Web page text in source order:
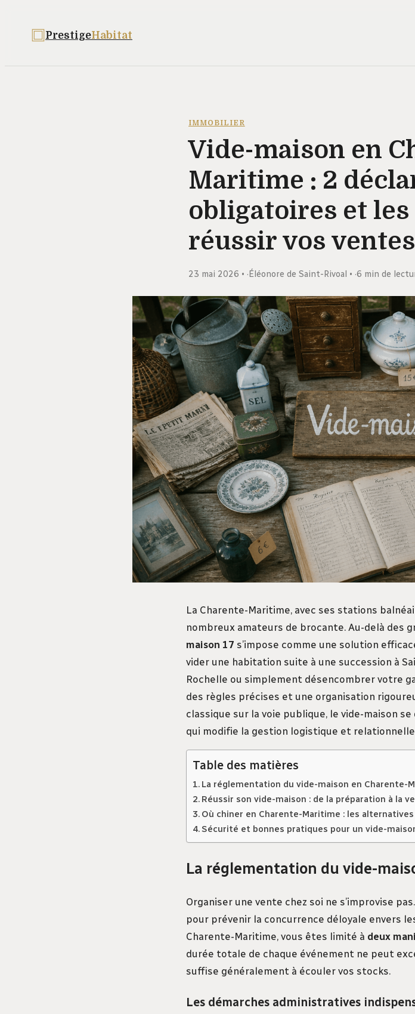
PrestigeHabitat
IMMOBILIER
Vide-maison en
Maritime : 2
obligatoires et
réussir vos ventes
23 mai 2026 ·Éléonore de Saint-Rivoal ·6 min de
La Charente-Maritime, avec ses stations
nombreux amateurs de brocante. Au-delà des
maison 17 s’impose comme une solution
vider une habitation suite à une succession à
Rochelle ou simplement désencombrer votre
des règles précises et une organisation
classique sur la voie publique, le vide-maison
qui modifie la gestion logistique et relationnelle
Table des matières
La réglementation du vide-maison en Charente-
Réussir son vide-maison : de la préparation à la
Où chiner en Charente-Maritime : les
Sécurité et bonnes pratiques pour un vide-
La réglementation du vide-
Organiser une vente chez soi ne s’improvise
pour prévenir la concurrence déloyale envers
Charente-Maritime, vous êtes limité à deux
durée totale de chaque événement ne peut
suffise généralement à écouler vos stocks.
Les démarches administratives